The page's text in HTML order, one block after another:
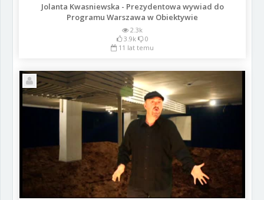
Jolanta Kwasniewska - Prezydentowa wywiad do
Programu Warszawa w Obiektywie
2.3k
3.9k
0
11 lat temu